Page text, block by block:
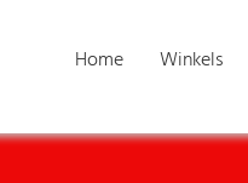
Home Winkels